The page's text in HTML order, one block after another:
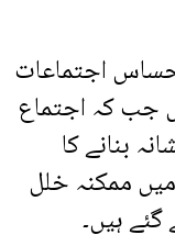
حساس اجتماعات
جب کہ اجتماع
بنانے کا
ممکنہ خلل
ہیں۔